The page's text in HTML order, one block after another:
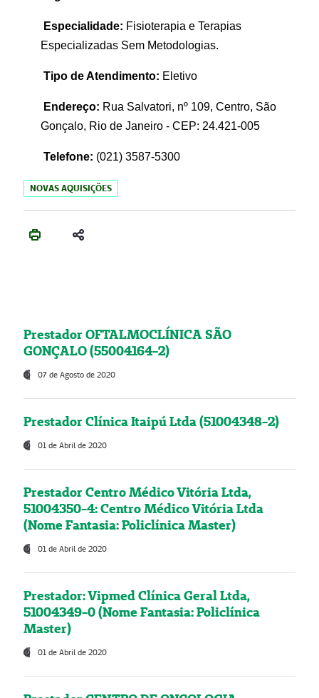
Especialidade: Fisioterapia e Terapias
Especializadas Sem Metodologias.
Tipo de Atendimento: Eletivo
Endereço: Rua Salvatori, nº 109, Centro, São
Gonçalo, Rio de Janeiro - CEP: 24.421-005
Telefone: (021) 3587-5300
NOVAS AQUISIÇÕES
Prestador OFTALMOCLÍNICA SÃO
GONÇALO (55004164-2)
07 de Agosto de 2020
Prestador Clínica Itaipú Ltda (51004348-2)
01 de Abril de 2020
Prestador Centro Médico Vitória Ltda,
51004350-4: Centro Médico Vitória Ltda
(Nome Fantasia: Policlínica Master)
01 de Abril de 2020
Prestador: Vipmed Clínica Geral Ltda,
51004349-0 (Nome Fantasia: Policlínica
Master)
01 de Abril de 2020